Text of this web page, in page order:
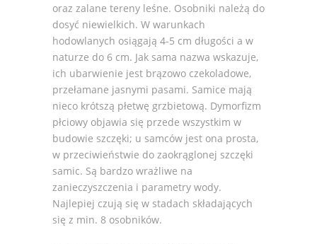
oraz zalane tereny leśne. Osobniki należą do
dosyć niewielkich. W warunkach
hodowlanych osiągają 4-5 cm długości a w
naturze do 6 cm. Jak sama nazwa wskazuje,
ich ubarwienie jest brązowo czekoladowe,
przełamane jasnymi pasami. Samice mają
nieco krótszą płetwę grzbietową. Dymorfizm
płciowy objawia się przede wszystkim w
budowie szczęki; u samców jest ona prosta,
w przeciwieństwie do zaokrąglonej szczęki
samic. Są bardzo wrażliwe na
zanieczyszczenia i parametry wody.
Najlepiej czują się w stadach składających
się z min. 8 osobników.